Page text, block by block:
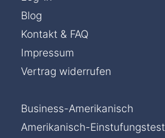
Blog
Kontakt & FAQ
Impressum
Vertrag widerrufen
Business-Amerikanisch
Amerikanisch-Einstufungstest